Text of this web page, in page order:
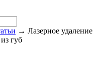
→ Лазерное удаление
губ